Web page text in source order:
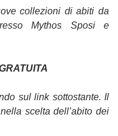
collezioni di abiti da
Mythos Sposi e
sul link sottostante. Il
scelta dell’abito dei